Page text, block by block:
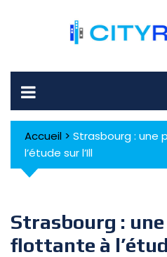
Accueil > Strasbourg : une
l’étude sur l’Ill
Strasbourg :
flottante à